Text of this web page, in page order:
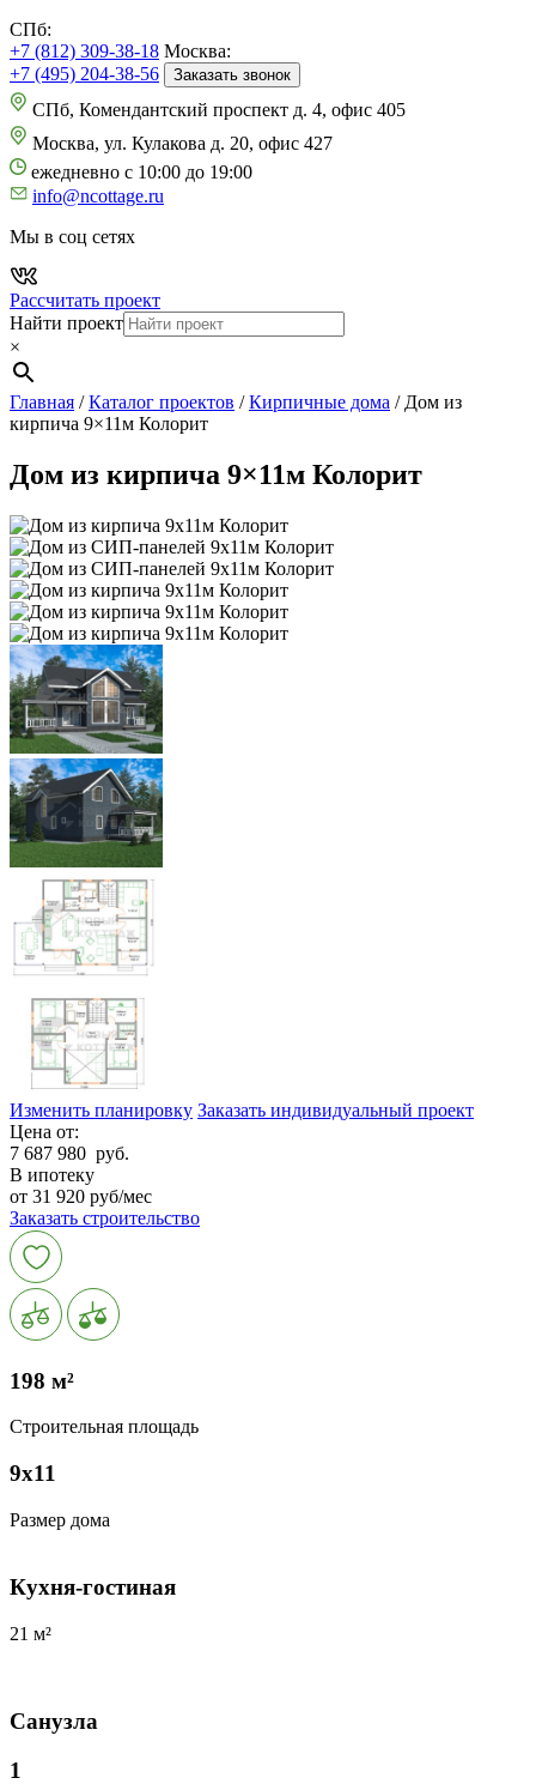
СПб:
+7 (812) 309-38-18 Москва:
+7 (495) 204-38-56
Заказать звонок
СПб, Комендантский проспект д. 4, офис 405
Москва, ул. Кулакова д. 20, офис 427
ежедневно с 10:00 до 19:00
info@ncottage.ru
Мы в соц сетях
Рассчитать проект
Найти проект
×
Главная /Каталог проектов /Кирпичные дома / Дом из
кирпича 9×11м Колорит
Дом из кирпича 9×11м Колорит
Изменить планировку Заказать индивидуальный проект
Цена от:
7 687 980 руб.
В ипотеку
от 31 920 руб/мес
Заказать строительство
198 м²
Строительная площадь
9х11
Размер дома
Кухня-гостиная
21 м²
Санузла
1